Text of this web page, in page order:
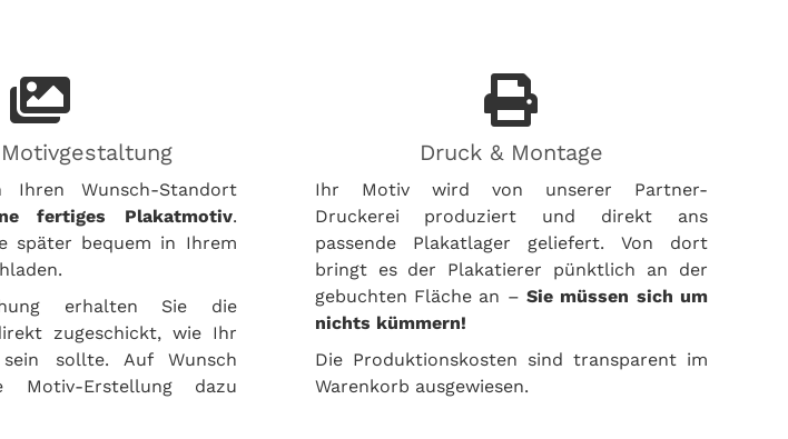
Ihren Wunsch-Standort
fertiges Plakatmotiv.
später bequem in Ihrem
erhalten Sie die
zugeschickt, wie Ihr
sein sollte. Auf Wunsch
Motiv-Erstellung dazu
Druck & Montage
Ihr Motiv wird von unserer Partner-
Druckerei produziert und direkt ans
passende Plakatlager geliefert. Von dort
bringt es der Plakatierer pünktlich an der
gebuchten Fläche an – Sie müssen sich um
nichts kümmern!
Die Produktionskosten sind transparent im
Warenkorb ausgewiesen.